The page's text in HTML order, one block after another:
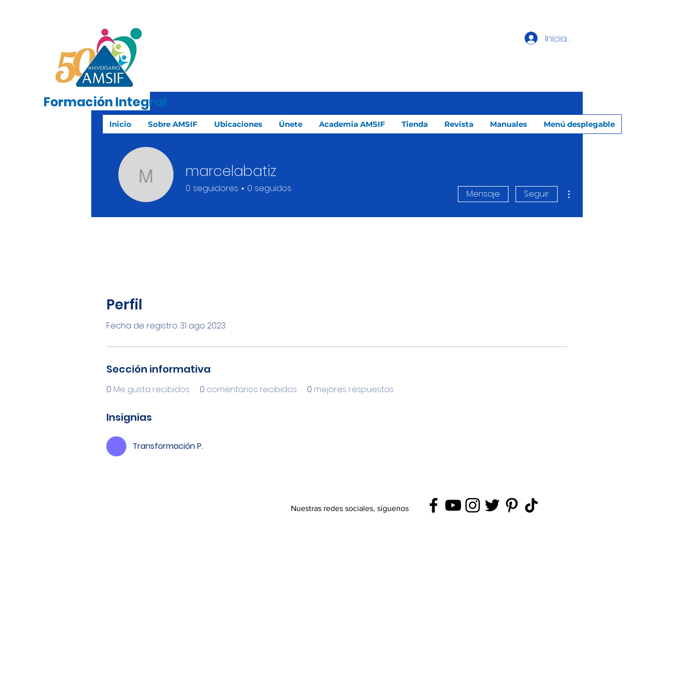
Formación Integral
Inicio Sobre AMSIF Ubicaciones Únete Academia AMSIF Tienda Revista Manuales Menú desplegable
Iniciar sesión
Perfil
Fecha de registro: 31 ago 2023
Sección informativa
0 Me gusta recibidos 0 comentarios recibidos 0 mejores respuestas
Insignias
Transformación P.
marcelabatiz
marcelabatiz
0 seguidores 0 seguidos Mensaje Seguir
Nuestras redes sociales, síguenos